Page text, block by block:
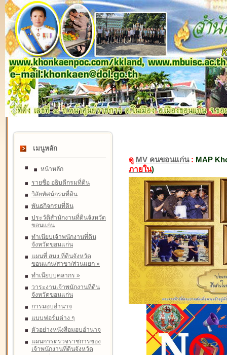
เมนูหลัก
หน้าหลัก
รายชื่อ อธิบดีกรมที่ดิน
วิสัยทัศน์กรมที่ดิน
พันธกิจกรมที่ดิน
ประวัติสำนักงานที่ดินจังหวัด
ขอนแก่น
ทำเนียบเจ้าพนักงานที่ดิน
จังหวัดขอนแก่น
แผนที่ สนง.ที่ดินจังหวัด
ขอนแก่น/สาขา/ส่วนแยก »
ทำเนียบบุคลากร »
วาระงานเจ้าพนักงานที่ดิน
จังหวัดขอนแก่น
การมอบอำนาจ
แบบฟอร์มต่าง ๆ
ตัวอย่างหนังสือมอบอำนาจ
แผนการตรวจราชการของ
เจ้าพนักงานที่ดินจังหวัด
ดู MV คนขอนแก่น: MAP
ภายใน)